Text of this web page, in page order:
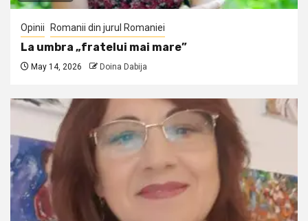
Opinii Romanii din jurul Romaniei
La umbra „fratelui mai mare”
May 14, 2026 Doina Dabija